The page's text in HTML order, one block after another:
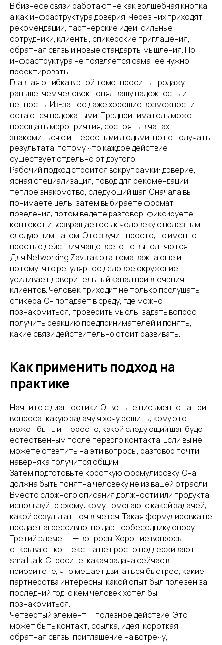
В бизнесе связи работают не как волшебная кнопка,
а как инфраструктура доверия. Через них приходят
рекомендации, партнерские идеи, сильные
сотрудники, клиенты, спикерские приглашения,
обратная связь и новые стандарты мышления. Но
инфраструктура не появляется сама: ее нужно
проектировать.
Главная ошибка в этой теме: просить продажу
раньше, чем человек понял вашу надежность и
ценность. Из-за нее даже хорошие возможности
остаются недожатыми. Предприниматель может
посещать мероприятия, состоять в чатах,
знакомиться с интересными людьми, но не получать
результата, потому что каждое действие
существует отдельно от другого.
Рабочий подход строится вокруг рамки: доверие,
ясная специализация, повод для рекомендации,
теплое знакомство, следующий шаг. Сначала вы
понимаете цель, затем выбираете формат
поведения, потом ведете разговор, фиксируете
контекст и возвращаетесь к человеку с полезным
следующим шагом. Это звучит просто, но именно
простые действия чаще всего не выполняются.
Для Networking Zavtrak эта тема важна еще и
потому, что регулярное деловое окружение
усиливает доверительный канал привлечения
клиентов. Человек приходит не только послушать
спикера. Он попадает в среду, где можно
познакомиться, проверить мысль, задать вопрос,
получить реакцию предпринимателей и понять,
какие связи действительно стоит развивать.
Как применить подход на
практике
Начните с диагностики. Ответьте письменно на три
вопроса: какую задачу я хочу решить, кому это
может быть интересно, какой следующий шаг будет
естественным после первого контакта. Если вы не
можете ответить на эти вопросы, разговор почти
наверняка получится общим.
Затем подготовьте короткую формулировку. Она
должна быть понятна человеку не из вашей отрасли.
Вместо сложного описания должности или продукта
используйте схему: кому помогаю, с какой задачей,
какой результат появляется. Такая формулировка не
продает агрессивно, но дает собеседнику опору.
Третий элемент — вопросы. Хорошие вопросы
открывают контекст, а не просто поддерживают
small talk. Спросите, какая задача сейчас в
приоритете, что мешает двигаться быстрее, какие
партнерства интересны, какой опыт был полезен за
последний год, с кем человек хотел бы
познакомиться.
Четвертый элемент — полезное действие. Это
может быть контакт, ссылка, идея, короткая
обратная связь, приглашение на встречу,